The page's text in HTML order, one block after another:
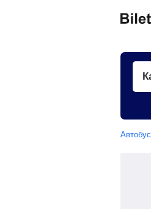
Автобус